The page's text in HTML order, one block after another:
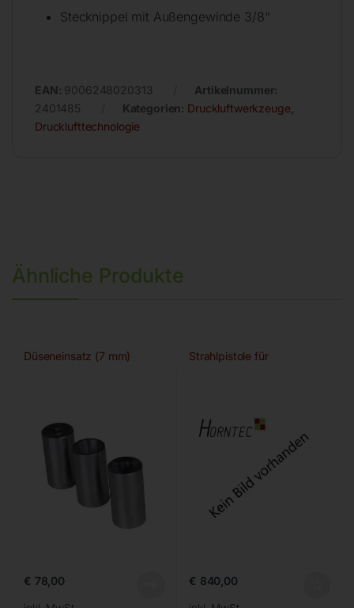
Stecknippel mit Außengewinde 3/8“
EAN: 9006248020313
Artikelnummer:
2401485
Kategorien: Druckluftwerkzeuge
Drucklufttechnologie
Ähnliche Produkte
Düseneinsatz (7 mm)
€ 78,00
Strahlpistole für
€ 840,00